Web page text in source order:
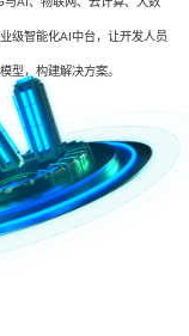
级智能化AI中台，让开发人员
型，构建解决方案。